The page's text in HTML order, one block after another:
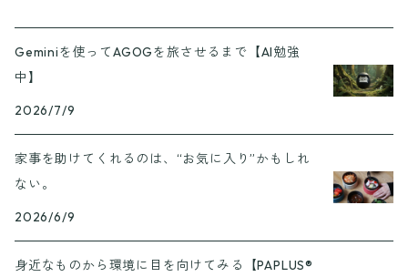
Geminiを使ってAGOGを旅させるまで【AI勉強
中】
2026/7/9
家事を助けてくれるのは、“お気に入り”かもしれ
ない。
2026/6/9
身近なものから環境に目を向けてみる【PAPLUS®